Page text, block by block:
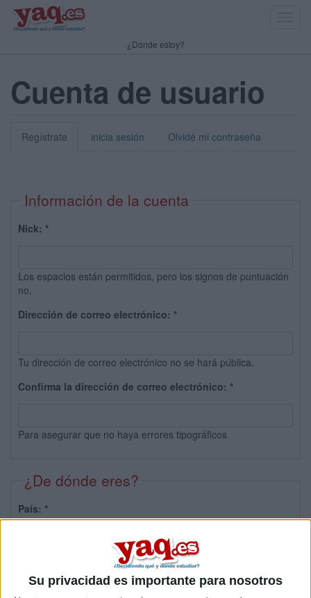
Su privacidad es importante para nosotros
¿Dónde estoy?
Cuenta de usuario
Regístrate inicia sesión Olvidé mi contraseña
Información de la cuenta
Nick: *
Los espacios están permitidos, pero los signos de puntuación
no.
Dirección de correo electrónico: *
Tu dirección de correo electrónico no se hará pública.
Confirma la dirección de correo electrónico: *
Para asegurar que no haya errores tipográficos
¿De dónde eres?
País: *